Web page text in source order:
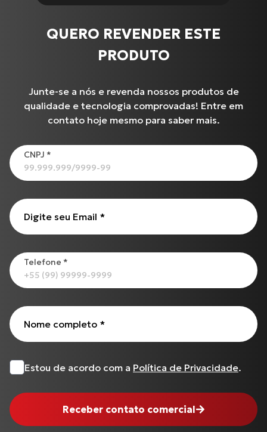
Produtos
XL-883N Iron INJETADA
Cabo de Acelerador para TIGER-855 i (99 até 00)
C-100 BIZ
Cabo de Embreagem para S-1000 R (17 até 18)
Todos os produtos
QUERO REVENDER ESTE
PRODUTO
Junte-se a nós e revenda nossos produtos de
qualidade e tecnologia comprovadas! Entre em
contato hoje mesmo para saber mais.
CNPJ *
Digite seu Email *
Telefone *
Nome completo *
Estou de acordo com a Política de Privacidade.
Receber contato comercial